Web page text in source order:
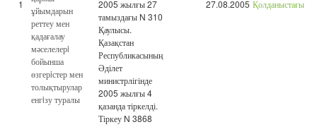
1
ұйымдарын
реттеу мен
қадағалау
мәселелерi
бойынша
өзгерiстер мен
толықтырулар
енгiзу туралы
2005 жылғы 27
тамыздағы N 310
Қаулысы.
Қазақстан
Республикасының
Әділет
министрлігінде
2005 жылғы 4
қазанда тіркелді.
Тіркеу N 3868
27.08.2005 Қолданыстағы